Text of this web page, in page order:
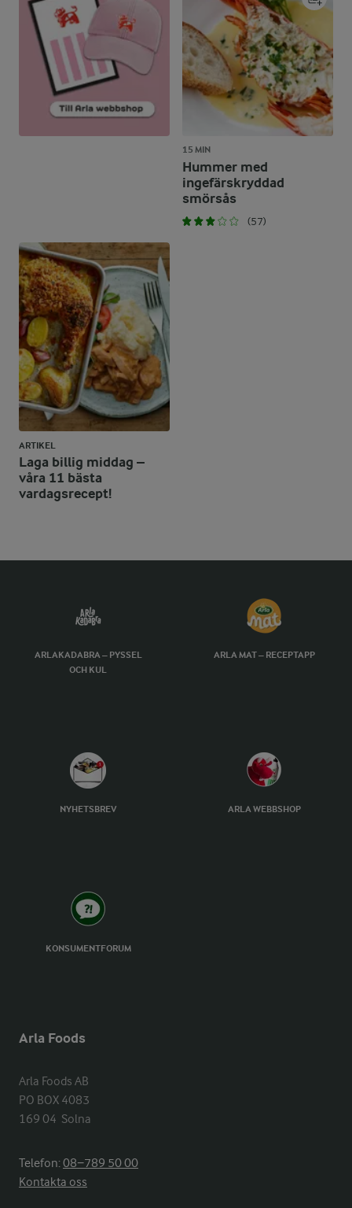
15 MIN
Hummer med
ingefärskryddad
smörsås
(57)
ARTIKEL
Laga billig middag –
våra 11 bästa
vardagsrecept!
ARLAKADABRA – PYSSEL
OCH KUL
ARLA MAT – RECEPTAPP
NYHETSBREV ARLA WEBBSHOP
KONSUMENTFORUM
Arla Foods
Arla Foods AB
PO BOX 4083
169 04  Solna
Telefon:08−789 50 00
Kontakta oss